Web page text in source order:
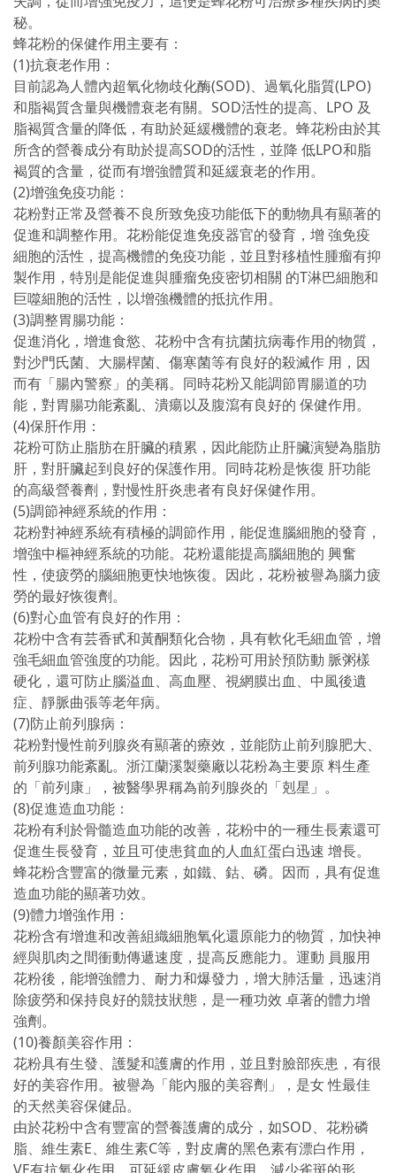
秘。
蜂花粉的保健作用主要有：
(1)抗衰老作用：
目前認為人體內超氧化物歧化酶(SOD)、過氧化脂質(LPO)
和脂褐質含量與機體衰老有關。SOD活性的提高、LPO 及
脂褐質含量的降低，有助於延緩機體的衰老。蜂花粉由於其
所含的營養成分有助於提高SOD的活性，並降 低LPO和脂
褐質的含量，從而有增強體質和延緩衰老的作用。
(2)增強免疫功能：
花粉對正常及營養不良所致免疫功能低下的動物具有顯著的
促進和調整作用。花粉能促進免疫器官的發育，增 強免疫
細胞的活性，提高機體的免疫功能，並且對移植性腫瘤有抑
製作用，特別是能促進與腫瘤免疫密切相關 的T淋巴細胞和
巨噬細胞的活性，以增強機體的抵抗作用。
(3)調整胃腸功能：
促進消化，增進食慾、花粉中含有抗菌抗病毒作用的物質，
對沙門氏菌、大腸桿菌、傷寒菌等有良好的殺滅作 用，因
而有「腸內警察」的美稱。同時花粉又能調節胃腸道的功
能，對胃腸功能紊亂、潰瘍以及腹瀉有良好的 保健作用。
(4)保肝作用：
花粉可防止脂肪在肝臟的積累，因此能防止肝臟演變為脂肪
肝，對肝臟起到良好的保護作用。同時花粉是恢復 肝功能
的高級營養劑，對慢性肝炎患者有良好保健作用。
(5)調節神經系統的作用：
花粉對神經系統有積極的調節作用，能促進腦細胞的發育，
增強中樞神經系統的功能。花粉還能提高腦細胞的 興奮
性，使疲勞的腦細胞更快地恢復。因此，花粉被譽為腦力疲
勞的最好恢復劑。
(6)對心血管有良好的作用：
花粉中含有芸香甙和黃酮類化合物，具有軟化毛細血管，增
強毛細血管強度的功能。因此，花粉可用於預防動 脈粥樣
硬化，還可防止腦溢血、高血壓、視網膜出血、中風後遺
症、靜脈曲張等老年病。
(7)防止前列腺病：
花粉對慢性前列腺炎有顯著的療效，並能防止前列腺肥大、
前列腺功能紊亂。浙江蘭溪製藥廠以花粉為主要原 料生產
的「前列康」，被醫學界稱為前列腺炎的「剋星」。
(8)促進造血功能：
花粉有利於骨髓造血功能的改善，花粉中的一種生長素還可
促進生長發育，並且可使患貧血的人血紅蛋白迅速 增長。
蜂花粉含豐富的微量元素，如鐵、鈷、磷。因而，具有促進
造血功能的顯著功效。
(9)體力增強作用：
花粉含有增進和改善組織細胞氧化還原能力的物質，加快神
經與肌肉之間衝動傳遞速度，提高反應能力。運動 員服用
花粉後，能增強體力、耐力和爆發力，增大肺活量，迅速消
除疲勞和保持良好的競技狀態，是一種功效 卓著的體力增
強劑。
(10)養顏美容作用：
花粉具有生發、護髮和護膚的作用，並且對臉部疾患，有很
好的美容作用。被譽為「能內服的美容劑」，是女 性最佳
的天然美容保健品。
由於花粉中含有豐富的營養護膚的成分，如SOD、花粉磷
脂、維生素E、維生素C等，對皮膚的黑色素有漂白作用，